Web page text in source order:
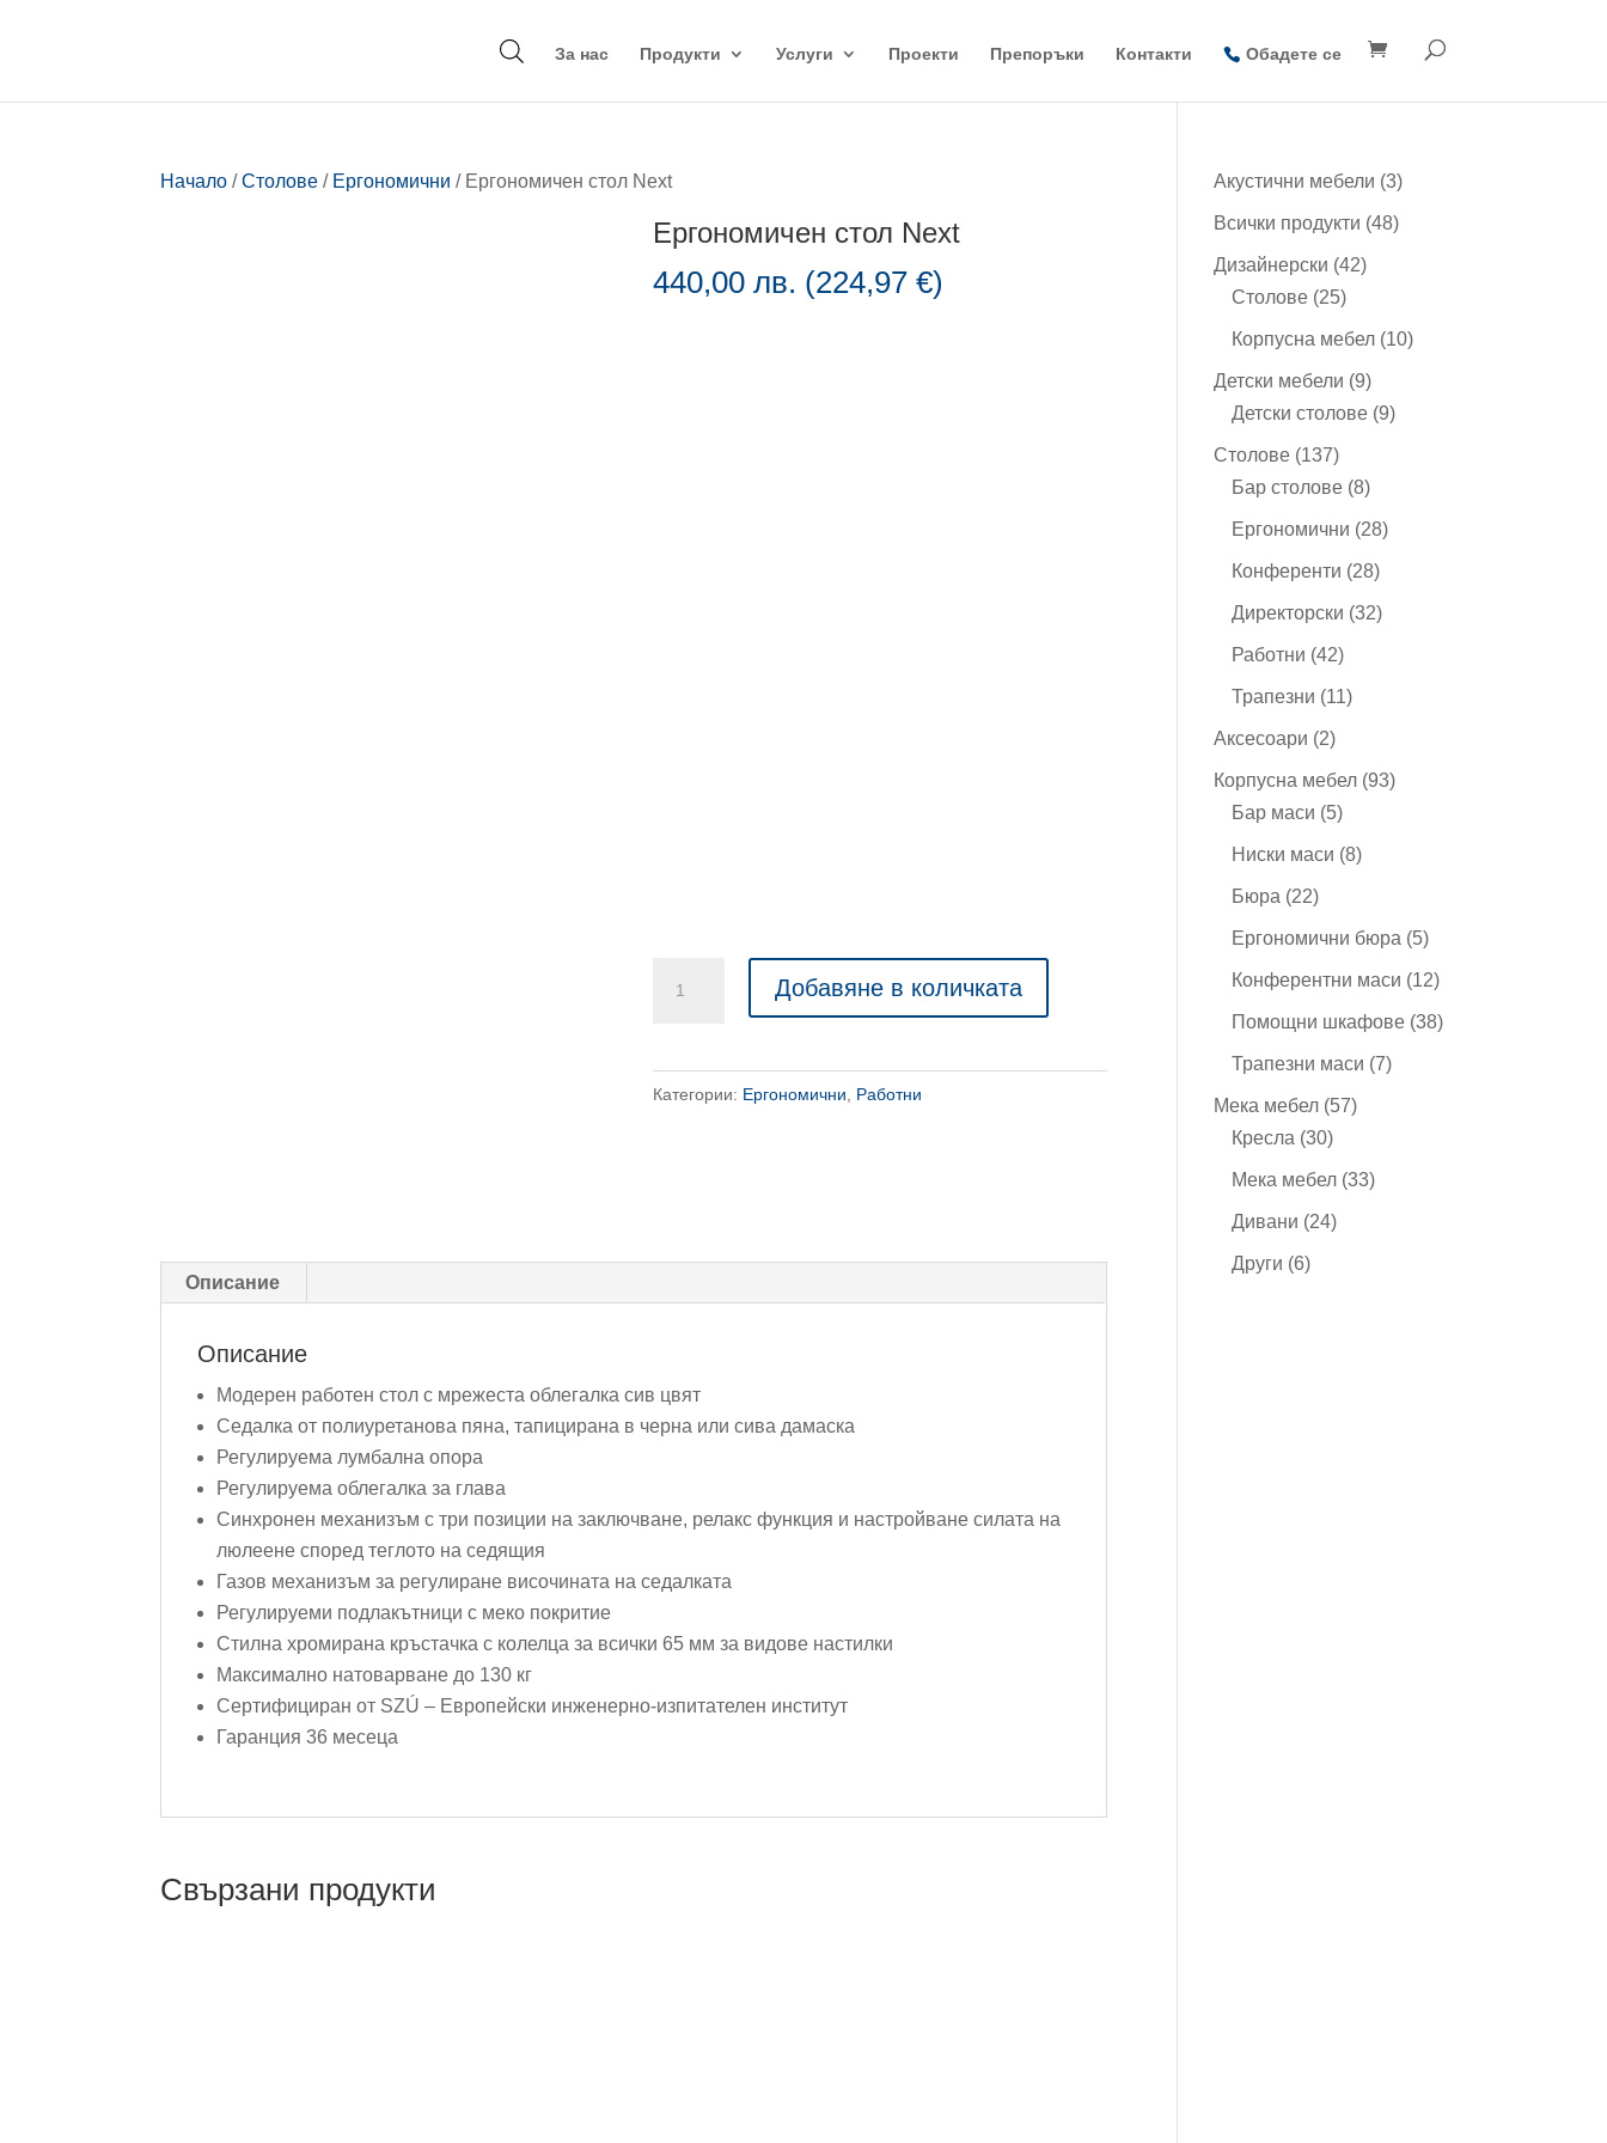
За нас Продукти Услуги Проекти Препоръки Контакти Обадете се
Начало /Столове / Ергономични / Ергономичен стол Next
Ергономичен стол Next
440,00лв. (224,97€)
стол
Next
Добавяне в количката
Категории: Ергономични Работни
Описание
Описание
Модерен работен стол с мрежеста облегалка сив цвят
Седалка от полиуретанова пяна, тапицирана в черна или сива дамаска
Регулируема лумбална опора
Регулируема облегалка за глава
Синхронен механизъм с три позиции на заключване, релакс функция и настройване силата на
люлеене според теглото на седящия
Газов механизъм за регулиране височината на седалката
Регулируеми подлакътници с меко покритие
Стилна хромирана кръстачка с колелца за всички 65 мм за видове настилки
Максимално натоварване до 130 кг
Сертифициран от SZÚ – Европейски инженерно-изпитателен институт
Гаранция 36 месеца
Свързани продукти
Акустични мебели 33
продукта
Всички продукти 4848
Дизайнерски 4242
Столове 2525
продукта
Корпусна мебел 1010
Детски мебели 99
продукта
Детски столове 99
Столове 137137
продукта
Бар столове 88
продукта
Ергономични 2828
Конференти 2828
продукта
Директорски 3232
Работни 4242
продукта
Трапезни 1111
Аксесоари 22
продукта
Корпусна мебел 9393
Бар маси 55
продукта
Ниски маси 88
Бюра 2222
продукта
Ергономични бюра 55
продукта
Конферентни маси 1212
продукта
Помощни шкафове 3838
Трапезни маси 77
Мека мебел 5757
Кресла 3030
продукта
Мека мебел 3333
Дивани 2424
Други 66